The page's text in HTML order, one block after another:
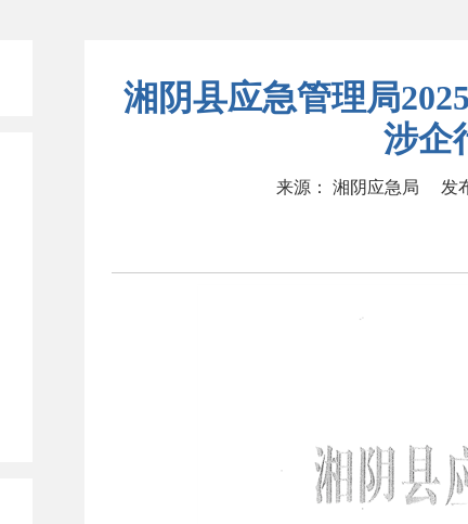
湘阴县应急管理局
涉企
来源： 湘阴应急局 发